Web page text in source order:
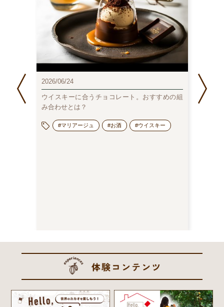
2026/06/24
ウイスキーに合うチョコレート。おすすめの組
み合わせとは？
#マリアージュ #お酒 #ウイスキー
のむチ